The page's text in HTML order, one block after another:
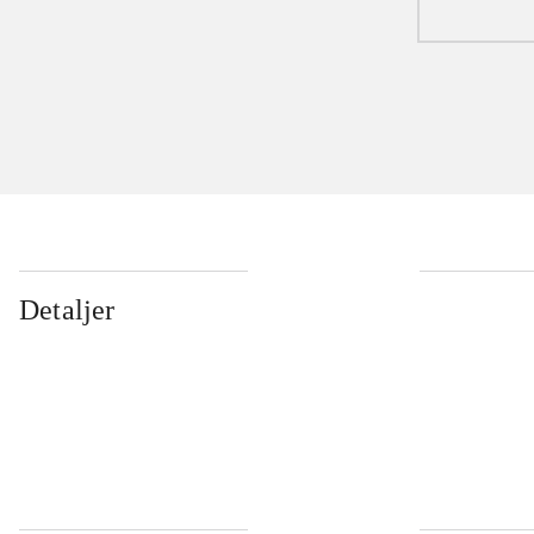
Detaljer